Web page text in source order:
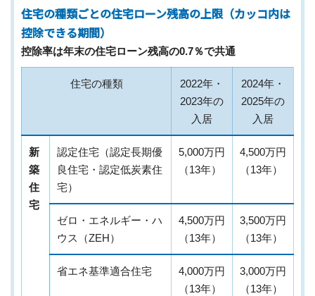
住宅の種類ごとの住宅ローン残高の上限（カッコ内は
控除できる期間）
控除率は年末の住宅ローン残高の0.7％で共通
住宅の種類
2022年・
2023年の
入居
2024年・
2025年の
入居
新
築
住
宅
認定住宅（認定長期優
良住宅・認定低炭素住
宅）
5,000万円
（13年）
4,500万円
（13年）
ゼロ・エネルギー・ハ
ウス（ZEH）
4,500万円
（13年）
3,500万円
（13年）
省エネ基準適合住宅
4,000万円
（13年）
3,000万円
（13年）